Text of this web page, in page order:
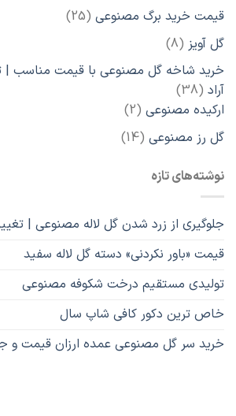
قیمت خرید برگ مصنوعی 25
25
گل آویز 8
8
محصول
خرید شاخه گل مصنوعی با قیمت مناسب |
آراد 38
38
محصول
ارکیده مصنوعی 2
2
محصول
گل رز مصنوعی 14
14
نوشته‌های تازه
جلوگیری از زرد شدن گل لاله مصنوعی |
قیمت «باور نکردنی» دسته گل لاله سفید
تولیدی مستقیم درخت شکوفه مصنوعی
خاص ترین دکور کافی شاپ سال
خرید سر گل مصنوعی عمده ارزان قیمت و